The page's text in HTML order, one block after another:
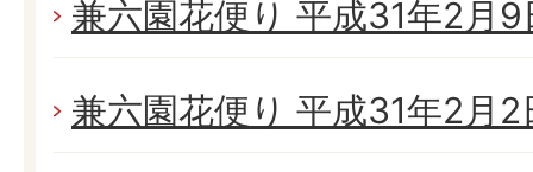
兼六園花便り 平成31年2月
兼六園花便り 平成31年2月